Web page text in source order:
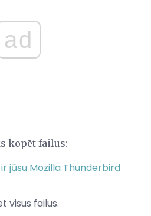
ad
kopēt failus:
jūsu Mozilla Thunderbird
visus failus.